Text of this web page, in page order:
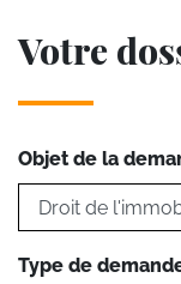
Votre
Objet de la
Type de